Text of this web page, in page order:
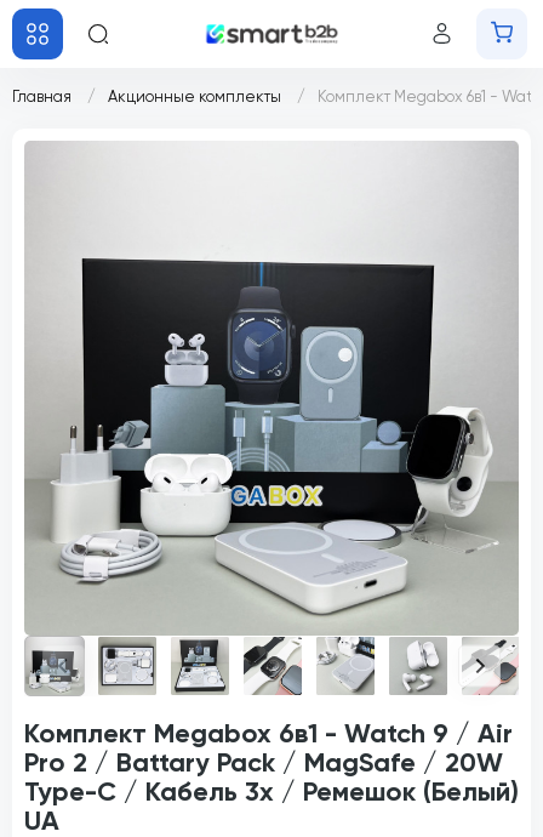
Главная Акционные комплекты Комплект Megabox 6в1 -
Комплект Megabox 6в1 - Watch 9 / Air
Pro 2 / Battary Pack / MagSafe / 20W
Type-С / Кабель 3х / Ремешок (Белый)
UA